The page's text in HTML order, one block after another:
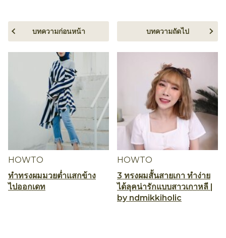
HOWTO
ทำทรงผมมวยต่ำแสกข้าง
ไปออกเดท
บทความก่อนหน้า
HOWTO
3 ทรงผมสั้นสายเกา ทำง่าย
ได้ลุคน่ารักแบบสาวเกาหลี |
by ndmikkiholic
บทความถัดไป